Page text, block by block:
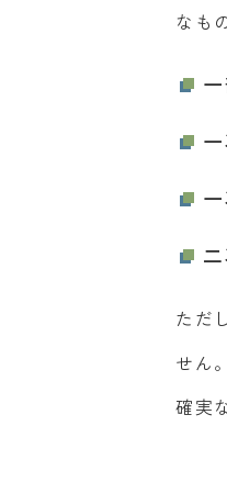
なも
ただ
せん。
確実